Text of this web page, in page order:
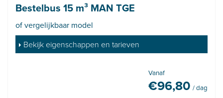
Bestelbus 15 m³ MAN TGE
of vergelijkbaar model
Bekijk eigenschappen en tarieven
Vanaf
€96,80 / dag